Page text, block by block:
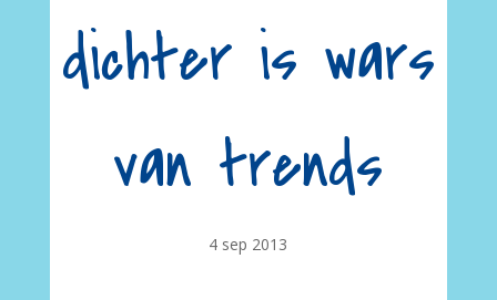
dichter is wars
van trends
4 sep 2013